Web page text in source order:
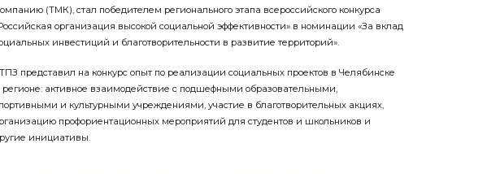
(ТМК), стал победителем регионального этапа всероссийского конкурса
организация высокой социальной эффективности» в номинации «За вклад
инвестиций и благотворительности в развитие территорий».
представил на конкурс опыт по реализации социальных проектов в Челябинске
регионе: активное взаимодействие с подшефными образовательными,
и культурными учреждениями, участие в благотворительных акциях,
профориентационных мероприятий для студентов и школьников и
инициативы.